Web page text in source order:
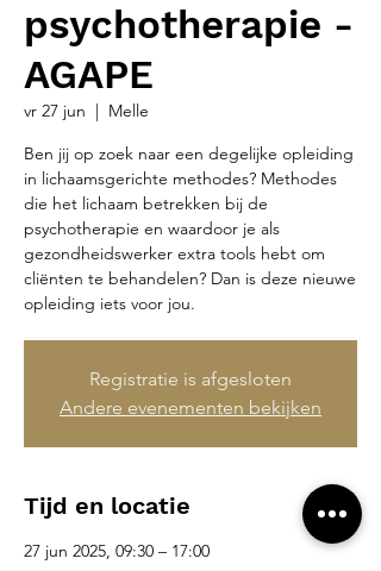
psychotherapie -
AGAPE
vr 27 jun
  |
Melle
Ben jij op zoek naar een degelijke opleiding
in lichaamsgerichte methodes? Methodes
die het lichaam betrekken bij de
psychotherapie en waardoor je als
gezondheidswerker extra tools hebt om
cliënten te behandelen? Dan is deze nieuwe
opleiding iets voor jou.
Registratie is afgesloten
Andere evenementen bekijken
Tijd en locatie
27 jun 2025, 09:30 – 17:00